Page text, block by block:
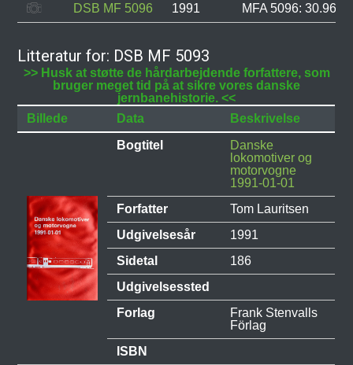
DSB MF 5096
1991 MFA 5096:
Litteratur for: DSB MF 5093
>> Husk at støtte de hårdarbejdende forfattere, som
bruger meget tid på at sikre vores danske
jernbanehistorie. <<
Billede
Data
Beskrivelse
Bogtitel
Danske
lokomotiver og
motorvogne
1991-01-01
Forfatter
Tom Lauritsen
Udgivelsesår
1991
Sidetal
186
Udgivelsessted
Forlag
Frank Stenvalls
Förlag
ISBN